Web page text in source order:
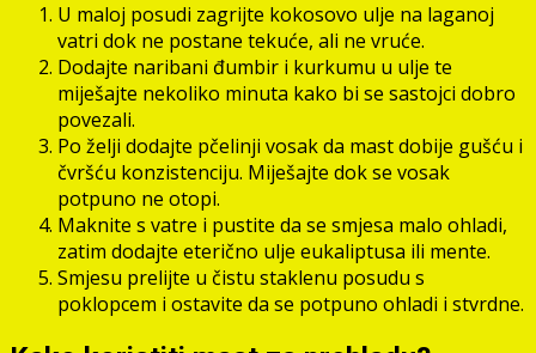
U maloj posudi zagrijte kokosovo ulje na laganoj
vatri dok ne postane tekuće, ali ne vruće.
Dodajte naribani đumbir i kurkumu u ulje te
miješajte nekoliko minuta kako bi se sastojci dobro
povezali.
Po želji dodajte pčelinji vosak da mast dobije gušću i
čvršću konzistenciju. Miješajte dok se vosak
potpuno ne otopi.
Maknite s vatre i pustite da se smjesa malo ohladi,
zatim dodajte eterično ulje eukaliptusa ili mente.
Smjesu prelijte u čistu staklenu posudu s
poklopcem i ostavite da se potpuno ohladi i stvrdne.